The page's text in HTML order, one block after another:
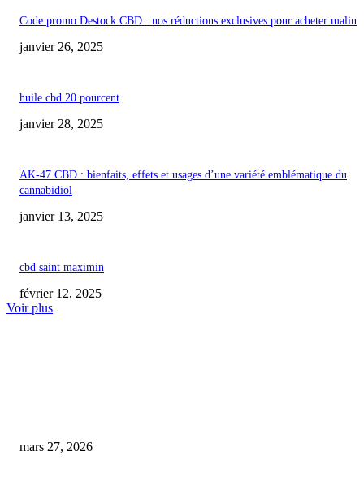
Code promo Destock CBD : nos réductions exclusives pour acheter malin
janvier 26, 2025
huile cbd 20 pourcent
janvier 28, 2025
AK-47 CBD : bienfaits, effets et usages d’une variété emblématique du
cannabidiol
janvier 13, 2025
cbd saint maximin
février 12, 2025
Voir plus
mars 27, 2026